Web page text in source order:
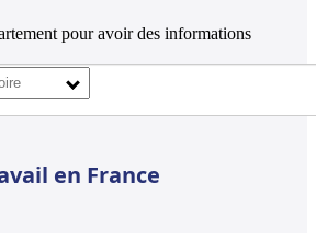
pour avoir des informations
en France